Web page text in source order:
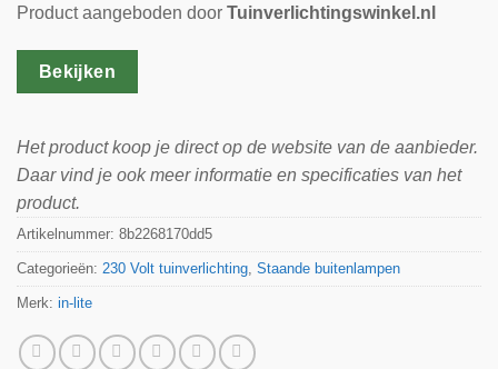
Product aangeboden door Tuinverlichtingswinkel.nl
Bekijken
Het product koop je direct op de website van de aanbieder.
Daar vind je ook meer informatie en specificaties van het
product.
Artikelnummer: 8b2268170dd5
Categorieën: 230 Volt tuinverlichting, Staande buitenlampen
Merk: in-lite